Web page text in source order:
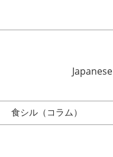
Japanese
English
食シル（コラム）